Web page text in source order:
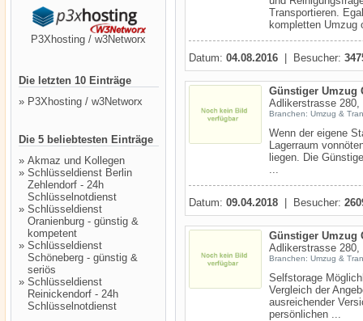
P3Xhosting / w3Networx
Die letzten 10 Einträge
» P3Xhosting / w3Networx
Die 5 beliebtesten Einträge
» Akmaz und Kollegen
» Schlüsseldienst Berlin
Zehlendorf - 24h
Schlüsselnotdienst
» Schlüsseldienst
Oranienburg - günstig &
kompetent
» Schlüsseldienst
Schöneberg - günstig &
seriös
» Schlüsseldienst
Reinickendorf - 24h
Schlüsselnotdienst
Transportieren.
kompletten Umzug
Datum: 04.08.2016 | Besucher:
Günstiger Umzug
Adlikerstrasse 280,
Branchen: Umzug &
Wenn der eigene
Lagerraum
liegen. Die
...
Datum: 09.04.2018 | Besucher:
Günstiger Umzug
Adlikerstrasse 280,
Branchen: Umzug &
Selfstorage
Vergleich der
ausreichender
persönlichen ...